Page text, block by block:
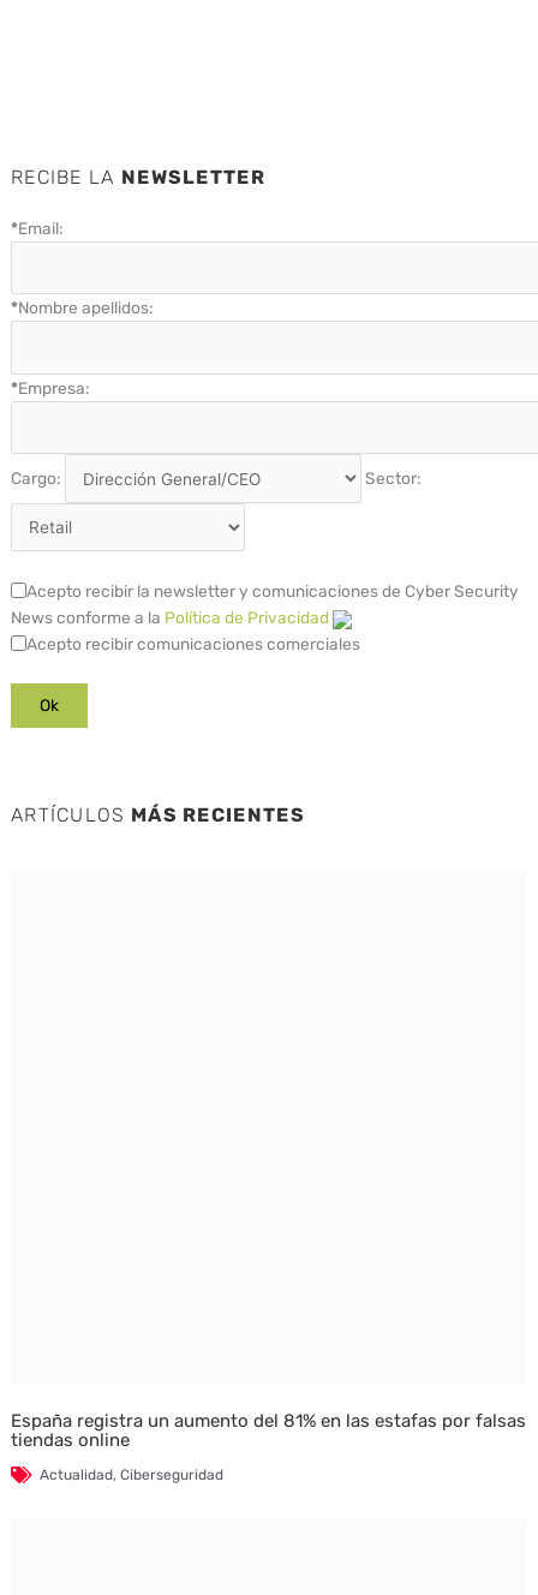
RECIBE LA NEWSLETTER
*Email:
*Nombre apellidos:
*Empresa:
Cargo: Sector:
Acepto recibir la newsletter y comunicaciones de Cyber Security
News conforme a la Política de Privacidad
Acepto recibir comunicaciones comerciales
ARTÍCULOS MÁS RECIENTES
España registra un aumento del 81% en las estafas por falsas
tiendas online
Actualidad, Ciberseguridad